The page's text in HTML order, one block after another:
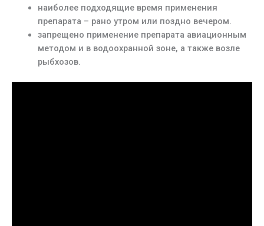
наиболее подходящие время применения
препарата – рано утром или поздно вечером.
запрещено применение препарата авиационным
методом и в водоохранной зоне, а также возле
рыбхозов.